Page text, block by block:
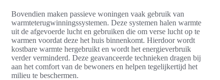
Bovendien maken passieve woningen vaak gebruik van
warmteterugwinningssystemen. Deze systemen halen warmte
uit de afgevoerde lucht en gebruiken die om verse lucht op te
warmen voordat deze het huis binnenkomt. Hierdoor wordt
kostbare warmte hergebruikt en wordt het energieverbruik
verder verminderd. Deze geavanceerde technieken dragen bij
aan het comfort van de bewoners en helpen tegelijkertijd het
milieu te beschermen.